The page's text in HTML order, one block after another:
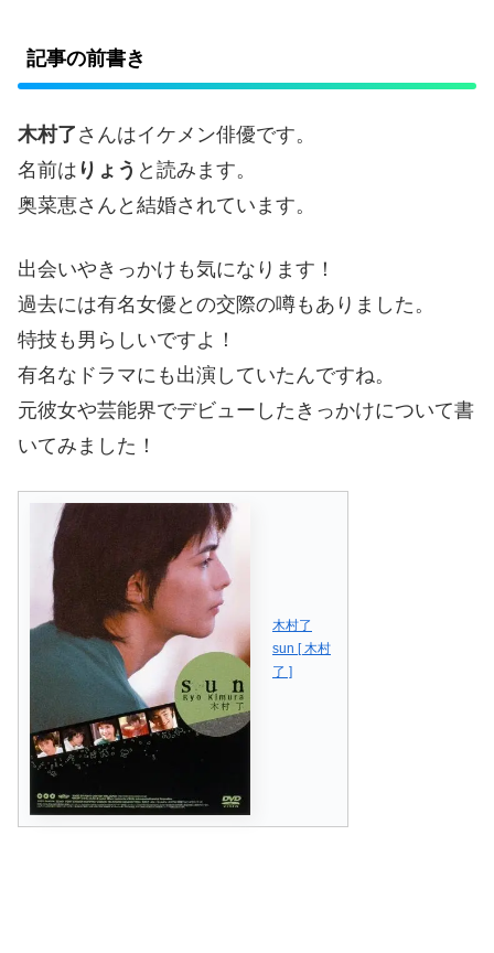
記事の前書き
木村了 さんはイケメン俳優です。
名前は りょう と読みます。
奥菜恵さんと結婚されています。
出会いやきっかけも気になります！
過去には有名女優との交際の噂もありました。
特技も男らしいですよ！
有名なドラマにも出演していたんですね。
元彼女や芸能界でデビューしたきっかけについて書
いてみました！
木村了
sun [ 木村
了 ]